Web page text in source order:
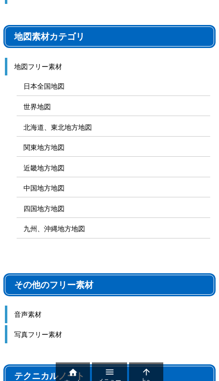
地図素材カテゴリ
地図フリー素材
日本全国地図
世界地図
北海道、東北地方地図
関東地方地図
近畿地方地図
中国地方地図
四国地方地図
九州、沖縄地方地図
その他のフリー素材
音声素材
写真フリー素材
テクニカルノート
  